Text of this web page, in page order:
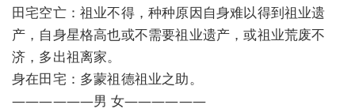
田宅空亡：祖业不得，种种原因自身难以得到祖业遗
产，自身星格高也或不需要祖业遗产，或祖业荒废不
济，多出祖离家。
身在田宅：多蒙祖德祖业之助。
——————男 女——————